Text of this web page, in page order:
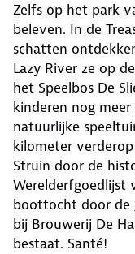
Zelfs op het park
beleven. In de
schatten
Lazy River ze op
het Speelbos De
kinderen nog
natuurlijke
kilometer
Struin door de
Werelderfgoedlijst
boottocht door de
bij Brouwerij De
bestaat. Santé!